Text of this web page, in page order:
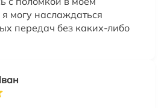
могу наслаждаться
передач без каких-либо